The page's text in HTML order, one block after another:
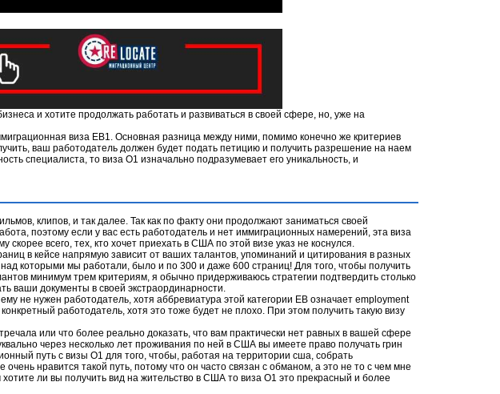
и хотите продолжать работать и развиваться в своей сфере, но, уже на
виза EB1. Основная разница между ними, помимо конечно же критериев
ваш работодатель должен будет подать петицию и получить разрешение на наем
специалиста, то виза О1 изначально подразумевает его уникальность, и
клипов, и так далее. Так как по факту они продолжают заниматься своей
поэтому если у вас есть работодатель и нет иммиграционных намерений, эта виза
всего, тех, кто хочет приехать в США по этой визе указ не коснулся.
в кейсе напрямую зависит от ваших талантов, упоминаний и цитирования в разных
которыми мы работали, было и по 300 и даже 600 страниц! Для того, чтобы получить
минимум трем критериям, я обычно придерживаюсь стратегии подтвердить столько
ваши документы в своей экстраординарности.
не нужен работодатель, хотя аббревиатура этой категории EB означает employment
работодатель, хотя это тоже будет не плохо. При этом получить такую визу
или что более реально доказать, что вам практически нет равных в вашей сфере
через несколько лет проживания по ней в США вы имеете право получать грин
путь с визы О1 для того, чтобы, работая на территории сша, собрать
нравится такой путь, потому что он часто связан с обманом, а это не то с чем мне
ли вы получить вид на жительство в США то виза О1 это прекрасный и более